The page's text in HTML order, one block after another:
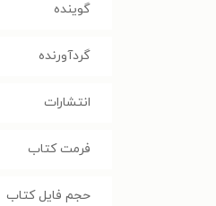
گوینده
گردآورنده
انتشارات
فرمت کتاب
حجم فایل کتاب